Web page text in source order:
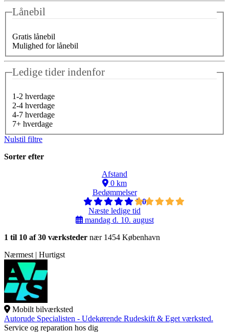
Lånebil
Gratis lånebil
Mulighed for lånebil
Ledige tider indenfor
1-2 hverdage
2-4 hverdage
4-7 hverdage
7+ hverdage
Nulstil filtre
Sorter efter
Afstand
0 km
Bedømmelser
5,0
Næste ledige tid
mandag d. 10. august
1 til 10 af 30 værksteder nær 1454 København
Nærmest | Hurtigst
Mobilt bilværksted
Autorude Specialisten - Udekørende Rudeskift & Eget værksted.
Service og reparation hos dig